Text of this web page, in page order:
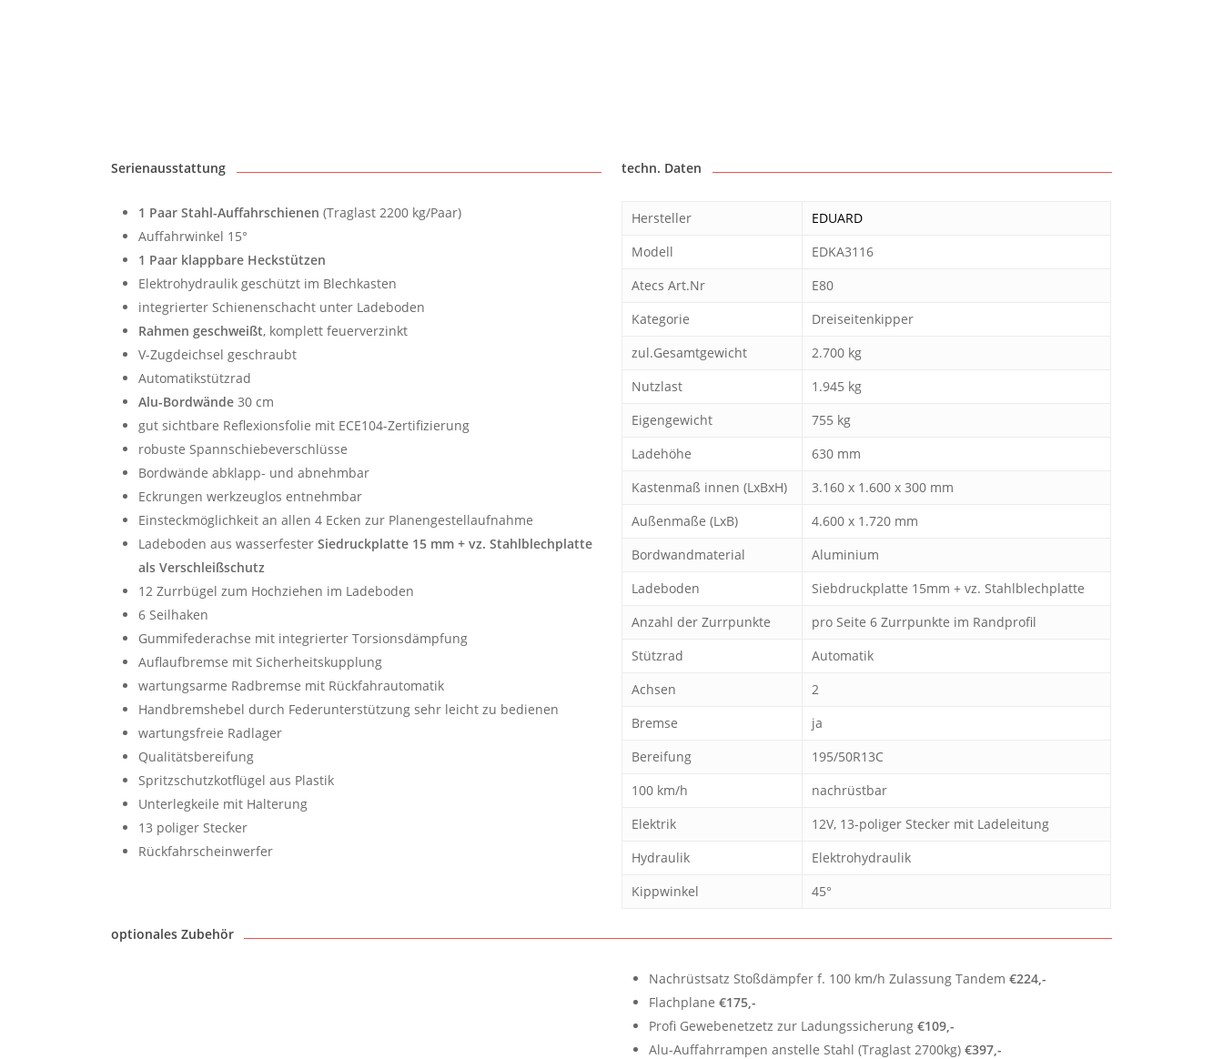
Serienausstattung
1 Paar Stahl-Auffahrschienen (Traglast 2200 kg/Paar)
Auffahrwinkel 15°
1 Paar klappbare Heckstützen
Elektrohydraulik geschützt im Blechkasten
integrierter Schienenschacht unter Ladeboden
Rahmen geschweißt, komplett feuerverzinkt
V-Zugdeichsel geschraubt
Automatikstützrad
Alu-Bordwände 30 cm
gut sichtbare Reflexionsfolie mit ECE104-Zertifizierung
robuste Spannschiebeverschlüsse
Bordwände abklapp- und abnehmbar
Eckrungen werkzeuglos entnehmbar
Einsteckmöglichkeit an allen 4 Ecken zur Planengestellaufnahme
Ladeboden aus wasserfesterSiedruckplatte 15 mm + vz. Stahlblechplatte
als Verschleißschutz
12 Zurrbügel zum Hochziehen im Ladeboden
6 Seilhaken
Gummifederachse mit integrierter Torsionsdämpfung
Auflaufbremse mit Sicherheitskupplung
wartungsarme Radbremse mit Rückfahrautomatik
Handbremshebel durch Federunterstützung sehr leicht zu bedienen
wartungsfreie Radlager
Qualitätsbereifung
Spritzschutzkotflügel aus Plastik
Unterlegkeile mit Halterung
13 poliger Stecker
Rückfahrscheinwerfer
techn. Daten
Hersteller
EDUARD
Modell
EDKA3116
Atecs Art.Nr
E80
Kategorie
Dreiseitenkipper
zul.Gesamtgewicht
2.700 kg
Nutzlast
1.945 kg
Eigengewicht
755 kg
Ladehöhe
630 mm
Kastenmaß innen (LxBxH)
3.160 x 1.600 x 300 mm
Außenmaße (LxB)
4.600 x 1.720 mm
Bordwandmaterial
Aluminium
Ladeboden
Siebdruckplatte 15mm + vz. Stahlblechplatte
Anzahl der Zurrpunkte
pro Seite 6 Zurrpunkte im Randprofil
Stützrad
Automatik
Achsen
2
Bremse
ja
Bereifung
195/50R13C
100 km/h
nachrüstbar
Elektrik
12V, 13-poliger Stecker mit Ladeleitung
Hydraulik
Elektrohydraulik
Kippwinkel
45°
optionales Zubehör
Nachrüstsatz Stoßdämpfer f. 100 km/h Zulassung Tandem€224,-
Flachplane€175,-
Profi Gewebenetzetz zur Ladungssicherung€109,-
Alu-Auffahrrampen anstelle Stahl (Traglast 2700kg)€397,-